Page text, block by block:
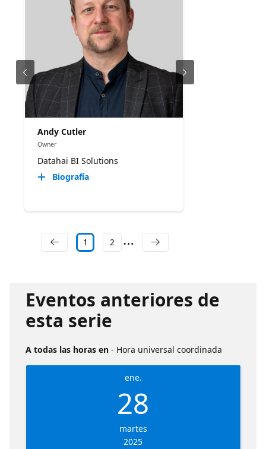
Andy Cutler
Owner
Datahai BI Solutions
Biografía
1 2
Eventos anteriores de
esta serie
A todas las horas en - Hora universal coordinada
ene.
28
martes
2025